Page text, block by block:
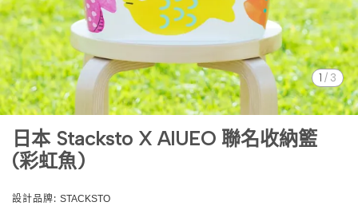
1 / 3
日本 Stacksto X AIUEO 聯名收納籃
(彩虹魚)
設計品牌: STACKSTO